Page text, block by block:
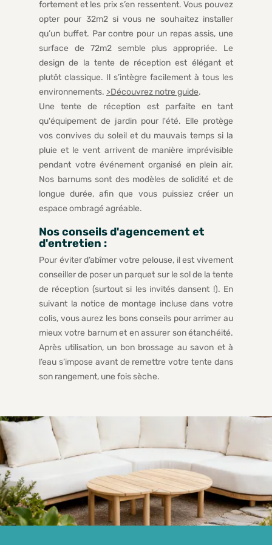
fortement et les prix s’en ressentent. Vous pouvez
opter pour 32m2 si vous ne souhaitez installer
qu’un buffet. Par contre pour un repas assis, une
surface de 72m2 semble plus appropriée. Le
design de la tente de réception est élégant et
plutôt classique. Il s’intègre facilement à tous les
environnements. >Découvrez notre guide.
Une tente de réception est parfaite en tant
qu'équipement de jardin pour l'été. Elle protège
vos convives du soleil et du mauvais temps si la
pluie et le vent arrivent de manière imprévisible
pendant votre événement organisé en plein air.
Nos barnums sont des modèles de solidité et de
longue durée, afin que vous puissiez créer un
espace ombragé agréable.
Nos conseils d'agencement et
d'entretien :
Pour éviter d’abîmer votre pelouse, il est vivement
conseiller de poser un parquet sur le sol de la tente
de réception (surtout si les invités dansent !). En
suivant la notice de montage incluse dans votre
colis, vous aurez les bons conseils pour arrimer au
mieux votre barnum et en assurer son étanchéité.
Après utilisation, un bon brossage au savon et à
l’eau s’impose avant de remettre votre tente dans
son rangement, une fois sèche.